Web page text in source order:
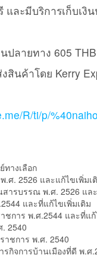
ละมีบริการเก็บเงิ
ปลายทาง 605 THB
สินค้าโดย Kerry
R/ti/p/
ทางเลือก
ศ. 2526 และแก้ไขเพิ่ม
ารบรรณ พ.ศ. 2526 แล
และที่แก้ไขเพิ่มเติม
การ พ.ศ.2544 และที่แก้
2540
ชการ พ.ศ. 2540
จการบ้านเมืองที่ดี พ.ศ